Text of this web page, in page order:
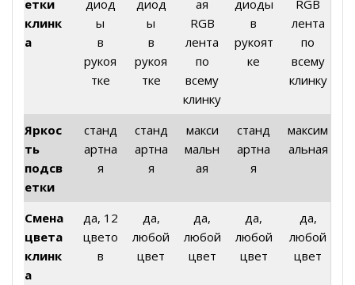
етки
клинк
а
диод
ы
в
рукоя
тке
диод
ы
в
рукоя
тке
ая
RGB
лента
по
всему
клинку
диоды
в
рукоят
ке
RGB
лента
по
всему
клинку
Яркос
ть
подсв
етки
станд
артна
я
станд
артна
я
макси
мальн
ая
станд
артна
я
максим
альная
Смена
цвета
клинк
а
да, 12
цвето
в
да,
любой
цвет
да,
любой
цвет
да,
любой
цвет
да,
любой
цвет